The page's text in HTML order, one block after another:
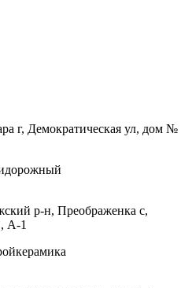
г, Демократическая ул, дом №
р-н, Преображенка с,
А-1